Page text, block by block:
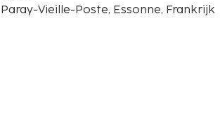
Paray-Vieille-Poste, Essonne, Frankrijk